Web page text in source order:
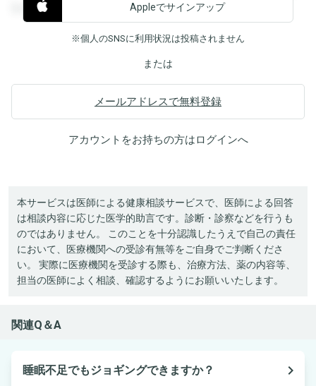
覧することができます。
Appleでサインアップ
※個人のSNSに利用状況は投稿されません
または
メールアドレスで無料登録
アカウントをお持ちの方はログインへ
本サービスは医師による健康相談サービスで、医師による回答
は相談内容に応じた医学的助言です。診断・診察などを行うも
のではありません。 このことを十分認識したうえで自己の責任
において、医療機関への受診有無等をご自身でご判断くださ
い。 実際に医療機関を受診する際も、治療方法、薬の内容等、
担当の医師によく相談、確認するようにお願いいたします。
関連Q＆A
睡眠不足でもジョギングできますか？
navigate_next